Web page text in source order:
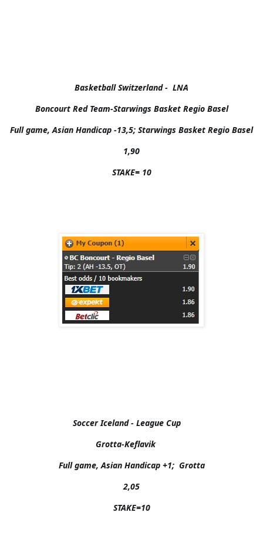
Basketball Switzerland -  LNA
Boncourt Red Team-Starwings Basket Regio Basel
Full game, Asian Handicap -13,5; Starwings Basket Regio Basel
1,90
STAKE= 10
Soccer Iceland - League Cup
Grotta-Keflavik
Full game, Asian Handicap +1;  Grotta
2,05
STAKE=10